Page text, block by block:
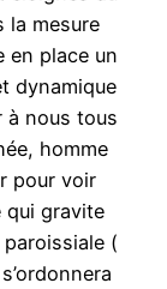
la mesure
en place un
dynamique
à nous tous
homme
pour voir
qui gravite
(